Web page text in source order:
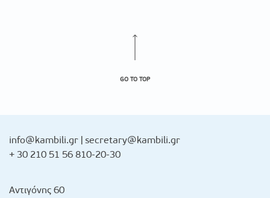
GO TO TOP
info@kambili.gr secretary@kambili.gr
+ 30 210 51 56 810-20-30
Αντιγόνης 60